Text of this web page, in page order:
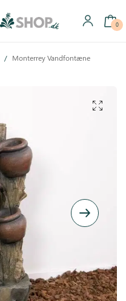
0
/ Monterrey Vandfontæne